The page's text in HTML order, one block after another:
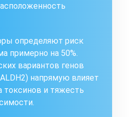
определяют риск
примерно на 50%.
вариантов генов
напрямую влияет
токсинов и тяжесть